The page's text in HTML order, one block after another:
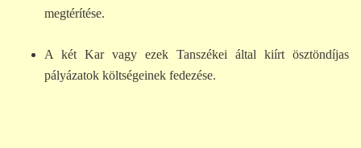
megtérítése.
A két Kar vagy ezek Tanszékei által kiírt ösztöndíjas
pályázatok költségeinek fedezése.